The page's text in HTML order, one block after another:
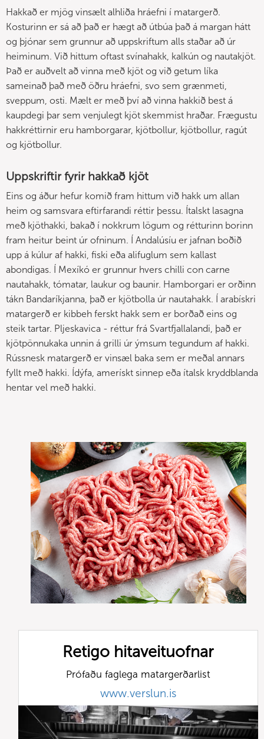
Hakkað er mjög vinsælt alhliða hráefni í matargerð.
Kosturinn er sá að það er hægt að útbúa það á margan hátt
og þjónar sem grunnur að uppskriftum alls staðar að úr
heiminum. Við hittum oftast svínahakk, kalkún og nautakjöt.
Það er auðvelt að vinna með kjöt og við getum líka
sameinað það með öðru hráefni, svo sem grænmeti,
sveppum, osti. Mælt er með því að vinna hakkið best á
kaupdegi þar sem venjulegt kjöt skemmist hraðar. Frægustu
hakkréttirnir eru hamborgarar, kjötbollur, kjötbollur, ragút
og kjötbollur.
Uppskriftir fyrir hakkað kjöt
Eins og áður hefur komið fram hittum við hakk um allan
heim og samsvara eftirfarandi réttir þessu. Ítalskt lasagna
með kjöthakki, bakað í nokkrum lögum og rétturinn borinn
fram heitur beint úr ofninum. Í Andalúsíu er jafnan boðið
upp á kúlur af hakki, fiski eða alifuglum sem kallast
abondigas. Í Mexíkó er grunnur hvers chilli con carne
nautahakk, tómatar, laukur og baunir. Hamborgari er orðinn
tákn Bandaríkjanna, það er kjötbolla úr nautahakk. Í arabískri
matargerð er kibbeh ferskt hakk sem er borðað eins og
steik tartar. Pljeskavica - réttur frá Svartfjallalandi, það er
kjötpönnukaka unnin á grilli úr ýmsum tegundum af hakki.
Rússnesk matargerð er vinsæl baka sem er meðal annars
fyllt með hakki. Ídýfa, amerískt sinnep eða ítalsk kryddblanda
hentar vel með hakki.
Retigo hitaveituofnar
Prófaðu faglega matargerðarlist
www.verslun.is